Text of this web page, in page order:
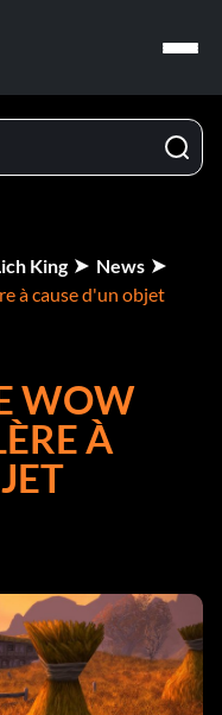
King
News
à cause d'un objet
WOW
À